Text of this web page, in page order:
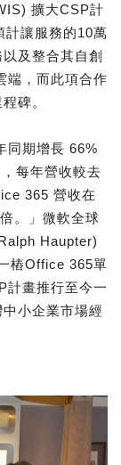
擴大CSP計
計讓服務的10萬
及整合其自創
端，而此項合作
碑。
同期增長 66%
每年營收較去
365 營收在
。」微軟全球
Haupter)
樁Office 365單
計畫推行至今一
小企業市場經